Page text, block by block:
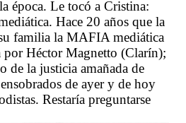
época. Le tocó a Cristina:
Hace 20 años que la
familia la MAFIA mediática
por Héctor Magnetto (Clarín);
de la justicia amañada de
de ayer y de hoy
Restaría preguntarse